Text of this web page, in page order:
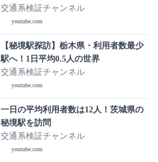
交通系検証チャンネル
youtube.com
【秘境駅探訪】栃木県・利用者数最少
駅へ！1日平均0.5人の世界
交通系検証チャンネル
youtube.com
一日の平均利用者数は12人！茨城県の
秘境駅を訪問
交通系検証チャンネル
youtube.com